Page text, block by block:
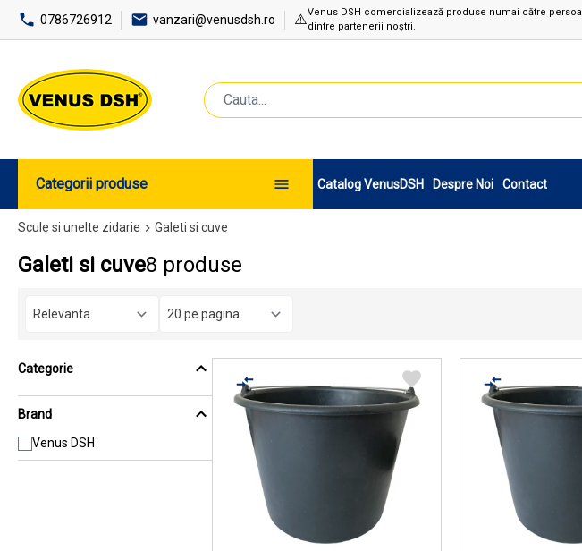
0786726912 vanzari@venusdsh.ro ⚠️Venus DSH comercializează produse numai către
dintre partenerii noștri.
Categorii produse Catalog VenusDSH Despre Noi Contact
Scule si unelte zidarie Galeti si cuve
Galeti si cuve8 produse
Categorie
Brand
Venus DSH